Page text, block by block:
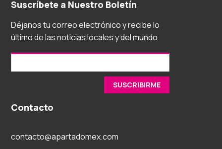
Suscríbete a Nuestro Boletín
Déjanos tu correo electrónico y recibe lo
último de las noticias locales y del mundo
Contacto
contacto@apartadomex.com